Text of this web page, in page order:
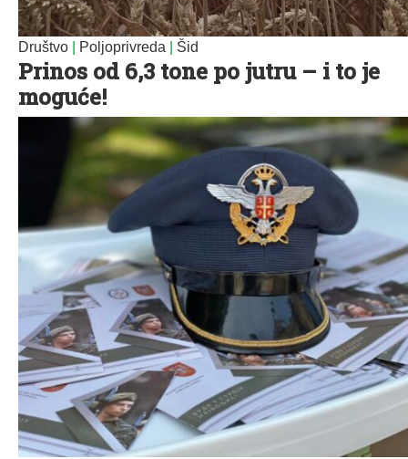
Društvo Poljoprivreda Šid
Prinos od 6,3 tone po jutru – i to je
moguće!